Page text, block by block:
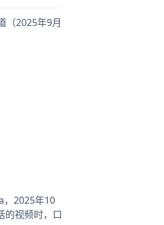
（2025年9月
，2025年10
的视频时，口